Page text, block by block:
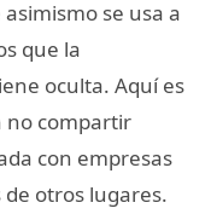
se usa a
que la
oculta. Aquí es
no compartir
con empresas
otros lugares.